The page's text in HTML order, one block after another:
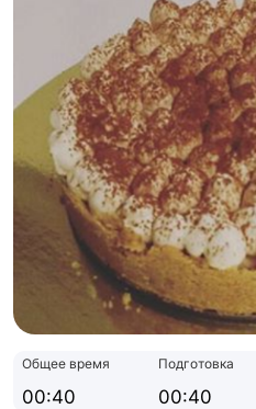
Общее время
00:40
Подготовка
00:40